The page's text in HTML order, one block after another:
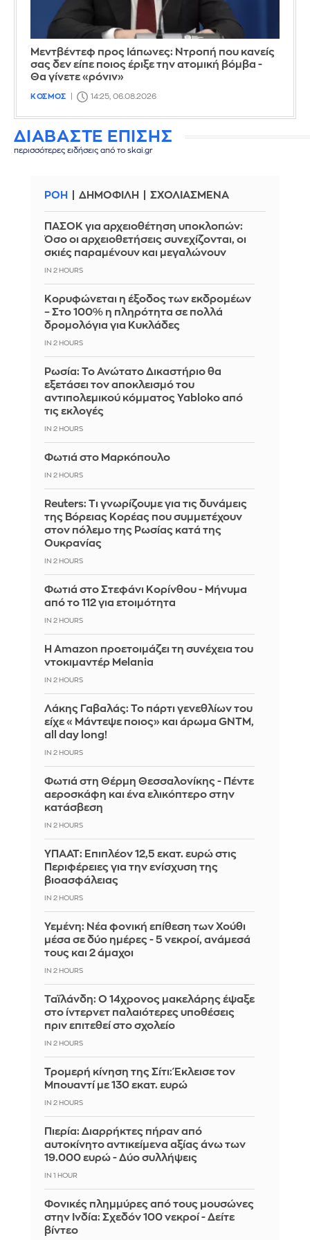
Μεντβέντεφ προς Ιάπωνες: Ντροπή που κανείς
σας δεν είπε ποιος έριξε την ατομική βόμβα -
Θα γίνετε «ρόνιν»
ΚΟΣΜΟΣ 14:25, 06.08.2026
ΔΙΑΒΑΣΤΕ ΕΠΙΣΗΣ
περισσότερες ειδήσεις από το skai.gr
ΡΟΗ ΔΗΜΟΦΙΛΗ ΣΧΟΛΙΑΣΜΕΝΑ
ΠΑΣΟΚ για αρχειοθέτηση υποκλοπών:
Όσο οι αρχειοθετήσεις συνεχίζονται, οι
σκιές παραμένουν και μεγαλώνουν
IN 2 HOURS
Κορυφώνεται η έξοδος των εκδρομέων
– Στο 100% η πληρότητα σε πολλά
δρομολόγια για Κυκλάδες
IN 2 HOURS
Ρωσία: Το Ανώτατο Δικαστήριο θα
εξετάσει τον αποκλεισμό του
αντιπολεμικού κόμματος Yabloko από
τις εκλογές
IN 2 HOURS
Φωτιά στο Μαρκόπουλο
IN 2 HOURS
Reuters: Τι γνωρίζουμε για τις δυνάμεις
της Βόρειας Κορέας που συμμετέχουν
στον πόλεμο της Ρωσίας κατά της
Ουκρανίας
IN 2 HOURS
Φωτιά στο Στεφάνι Κορίνθου - Μήνυμα
από το 112 για ετοιμότητα
IN 2 HOURS
Η Amazon προετοιμάζει τη συνέχεια του
ντοκιμαντέρ Melania
IN 2 HOURS
Λάκης Γαβαλάς: Το πάρτι γενεθλίων του
είχε «Μάντεψε ποιος» και άρωμα GNTM,
all day long!
IN 2 HOURS
Φωτιά στη Θέρμη Θεσσαλονίκης - Πέντε
αεροσκάφη και ένα ελικόπτερο στην
κατάσβεση
IN 2 HOURS
ΥΠΑΑΤ: Επιπλέον 12,5 εκατ. ευρώ στις
Περιφέρειες για την ενίσχυση της
βιοασφάλειας
IN 2 HOURS
Υεμένη: Νέα φονική επίθεση των Χούθι
μέσα σε δύο ημέρες - 5 νεκροί, ανάμεσά
τους και 2 άμαχοι
IN 2 HOURS
Ταϊλάνδη: Ο 14χρονος μακελάρης έψαξε
στο ίντερνετ παλαιότερες υποθέσεις
πριν επιτεθεί στο σχολείο
IN 2 HOURS
Τρομερή κίνηση της Σίτι: Έκλεισε τον
Μπουαντί με 130 εκατ. ευρώ
IN 2 HOURS
Πιερία: Διαρρήκτες πήραν από
αυτοκίνητο αντικείμενα αξίας άνω των
19.000 ευρώ - Δύο συλλήψεις
IN 1 HOUR
Φονικές πλημμύρες από τους μουσώνες
στην Ινδία: Σχεδόν 100 νεκροί - Δείτε
βίντεο